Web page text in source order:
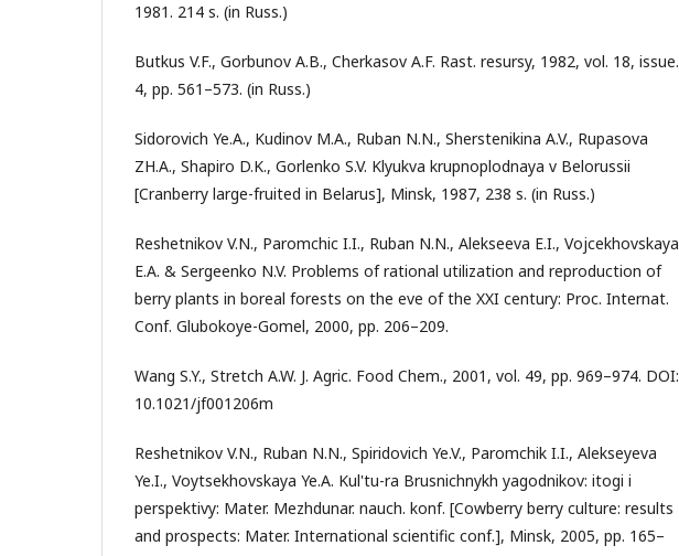
1981. 214 s. (in Russ.)
Butkus V.F., Gorbunov A.B., Cherkasov A.F. Rast. resursy, 1982, vol. 18, issue.
4, pp. 561–573. (in Russ.)
Sidorovich Ye.A., Kudinov M.A., Ruban N.N., Sherstenikina A.V., Rupasova
ZH.A., Shapiro D.K., Gorlenko S.V. Klyukva krupnoplodnaya v Belorussii
[Cranberry large-fruited in Belarus], Minsk, 1987, 238 s. (in Russ.)
Reshetnikov V.N., Paromchic I.I., Ruban N.N., Alekseeva E.I., Vojcekhovskaya
E.A. & Sergeenko N.V. Problems of rational utilization and reproduction of
berry plants in boreal forests on the eve of the XXI century: Proc. Internat.
Conf. Glubokoye-Gomel, 2000, pp. 206–209.
Wang S.Y., Stretch A.W. J. Agric. Food Chem., 2001, vol. 49, pp. 969–974. DOI:
10.1021/jf001206m
Reshetnikov V.N., Ruban N.N., Spiridovich Ye.V., Paromchik I.I., Alekseyeva
Ye.I., Voytsekhovskaya Ye.A. Kul'tu-ra Brusnichnykh yagodnikov: itogi i
perspektivy: Mater. Mezhdunar. nauch. konf. [Cowberry berry culture: results
and prospects: Mater. International scientific conf.], Minsk, 2005, pp. 165–